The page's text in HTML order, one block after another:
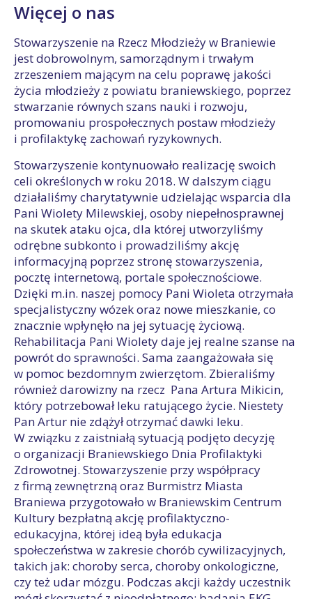
Więcej o nas
Stowarzyszenie na Rzecz Młodzieży w Braniewie
jest dobrowolnym, samorządnym i trwałym
zrzeszeniem mającym na celu poprawę jakości
życia młodzieży z powiatu braniewskiego, poprzez
stwarzanie równych szans nauki i rozwoju,
promowaniu prospołecznych postaw młodzieży
i profilaktykę zachowań ryzykownych.
Stowarzyszenie kontynuowało realizację swoich
celi określonych w roku 2018. W dalszym ciągu
działaliśmy charytatywnie udzielając wsparcia dla
Pani Wiolety Milewskiej, osoby niepełnosprawnej
na skutek ataku ojca, dla której utworzyliśmy
odrębne subkonto i prowadziliśmy akcję
informacyjną poprzez stronę stowarzyszenia,
pocztę internetową, portale społecznościowe.
Dzięki m.in. naszej pomocy Pani Wioleta otrzymała
specjalistyczny wózek oraz nowe mieszkanie, co
znacznie wpłynęło na jej sytuację życiową.
Rehabilitacja Pani Wiolety daje jej realne szanse na
powrót do sprawności. Sama zaangażowała się
w pomoc bezdomnym zwierzętom. Zbieraliśmy
również darowizny na rzecz Pana Artura Mikicin,
który potrzebował leku ratującego życie. Niestety
Pan Artur nie zdążył otrzymać dawki leku.
W związku z zaistniałą sytuacją podjęto decyzję
o organizacji Braniewskiego Dnia Profilaktyki
Zdrowotnej. Stowarzyszenie przy współpracy
z firmą zewnętrzną oraz Burmistrz Miasta
Braniewa przygotowało w Braniewskim Centrum
Kultury bezpłatną akcję profilaktyczno-
edukacyjna, której ideą była edukacja
społeczeństwa w zakresie chorób cywilizacyjnych,
takich jak: choroby serca, choroby onkologiczne,
czy też udar mózgu. Podczas akcji każdy uczestnik